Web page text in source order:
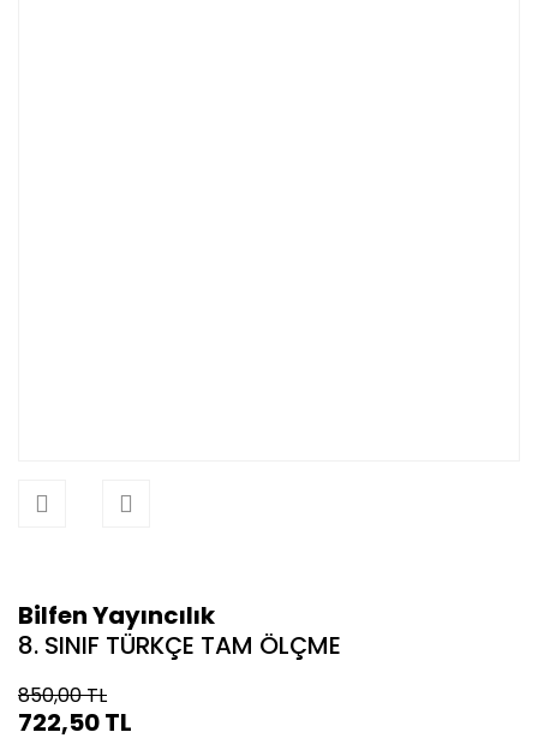
Bilfen Yayıncılık
8. SINIF TÜRKÇE TAM ÖLÇME
850,00 TL
722,50 TL